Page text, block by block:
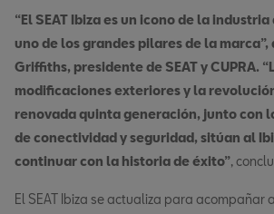
“El SEAT Ibiza es un icono de la
uno de los grandes pilares de la marca”,
Griffiths, presidente de SEAT y CUPRA.
modificaciones exteriores y la
renovada quinta generación, junto con
de conectividad y seguridad, sitúan al
continuar con la historia de éxito”,
El SEAT Ibiza se actualiza para acompañar